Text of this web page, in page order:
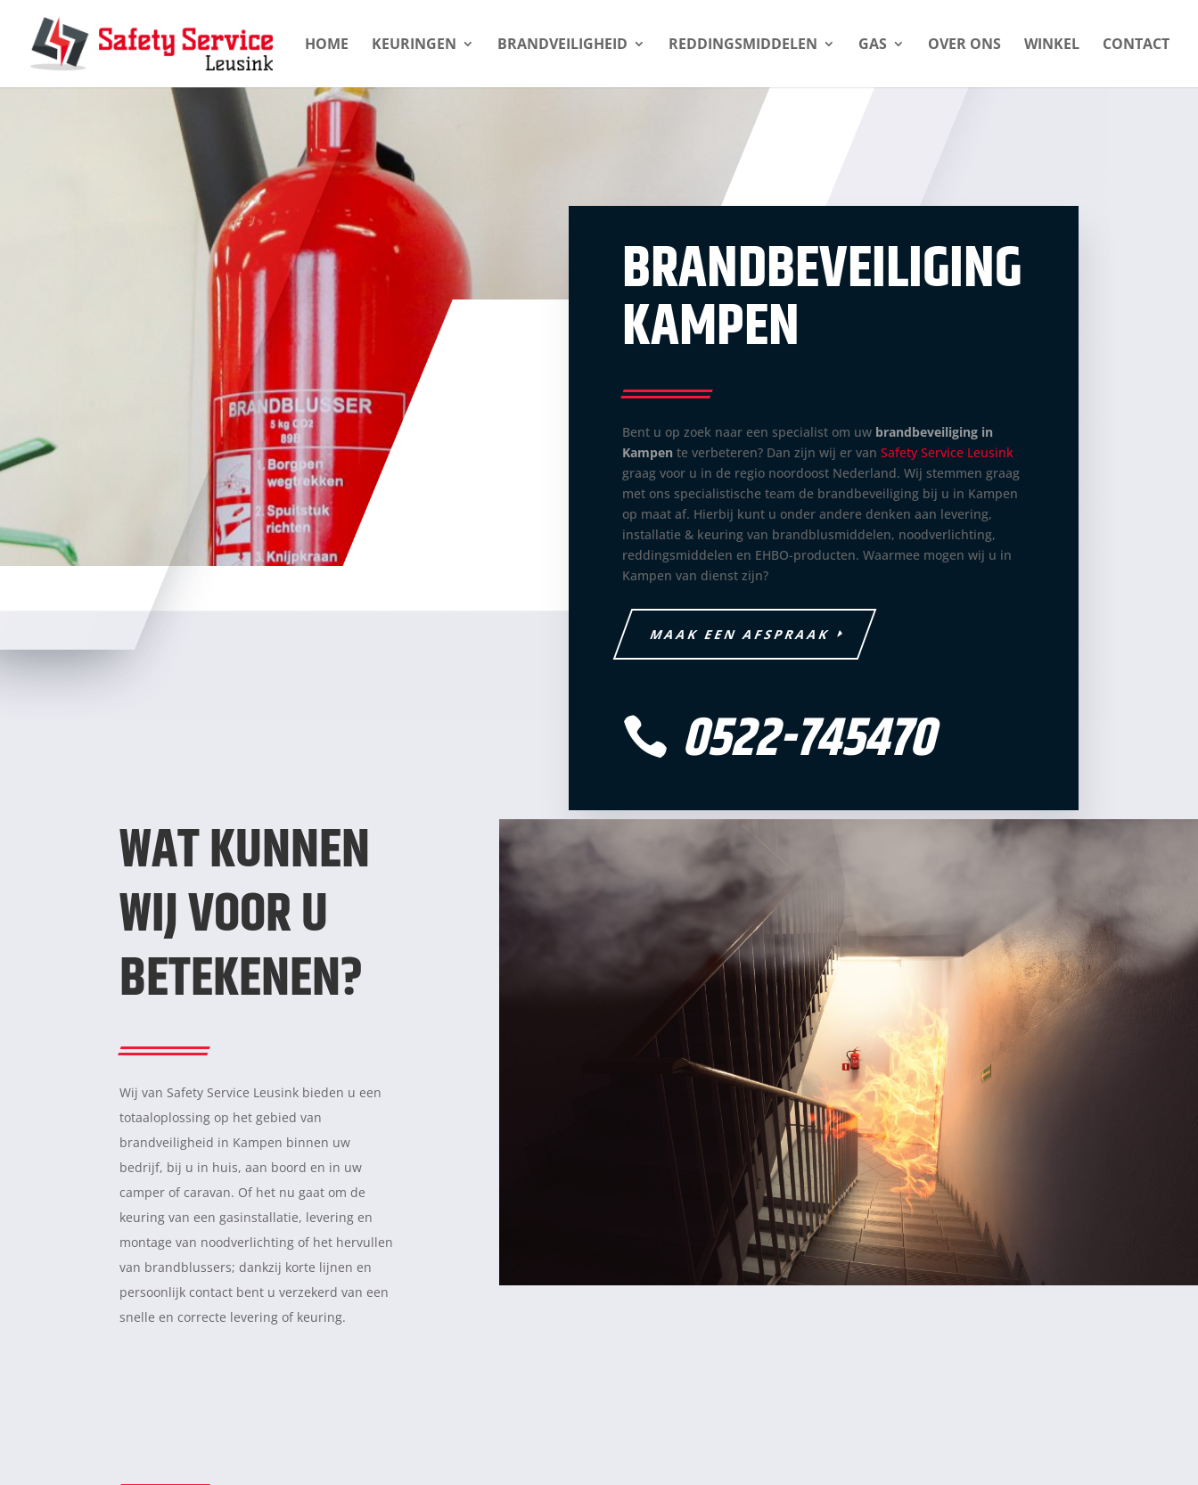
HOME KEURINGEN BRANDVEILIGHEID REDDINGSMIDDELEN GAS OVER ONS WINKEL CONTACT
BRANDBEVEILIGING
KAMPEN
Bent u op zoek naar een specialist om uw brandbeveiliging in
Kampen te verbeteren? Dan zijn wij er vanSafety Service Leusink
graag voor u in de regio noordoost Nederland. Wij stemmen graag
met ons specialistische team de brandbeveiliging bij u in Kampen
op maat af. Hierbij kunt u onder andere denken aan levering,
installatie & keuring van brandblusmiddelen, noodverlichting,
reddingsmiddelen en EHBO-producten. Waarmee mogen wij u in
Kampen van dienst zijn?
MAAK EEN AFSPRAAK
 0522-745470
WAT KUNNEN
WIJ VOOR U
BETEKENEN?
Wij van Safety Service Leusink bieden u een
totaaloplossing op het gebied van
brandveiligheid in Kampen binnen uw
bedrijf, bij u in huis, aan boord en in uw
camper of caravan. Of het nu gaat om de
keuring van een gasinstallatie, levering en
montage van noodverlichting of het hervullen
van brandblussers; dankzij korte lijnen en
persoonlijk contact bent u verzekerd van een
snelle en correcte levering of keuring.